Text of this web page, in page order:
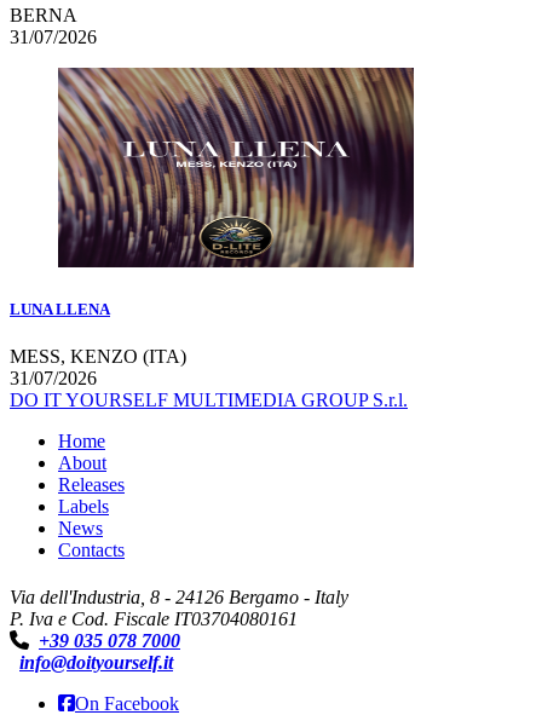
BERNA
31/07/2026
LUNA LLENA
MESS, KENZO (ITA)
31/07/2026
DO IT YOURSELF MULTIMEDIA GROUP S.r.l.
Home
About
Releases
Labels
News
Contacts
Via dell'Industria, 8 - 24126 Bergamo - Italy
P. Iva e Cod. Fiscale IT03704080161
+39 035 078 7000
info@doityourself.it
On Facebook